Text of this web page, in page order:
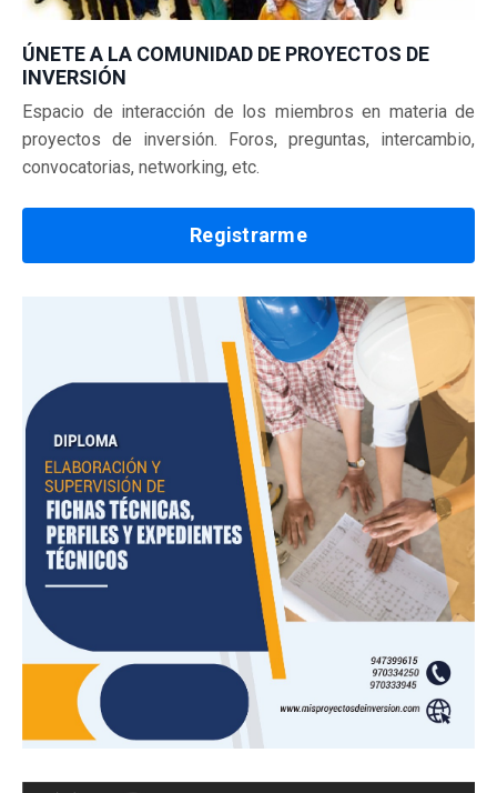
ÚNETE A LA COMUNIDAD DE PROYECTOS DE
INVERSIÓN
Espacio de interacción de los miembros en materia de
proyectos de inversión. Foros, preguntas, intercambio,
convocatorias, networking, etc.
Registrarme